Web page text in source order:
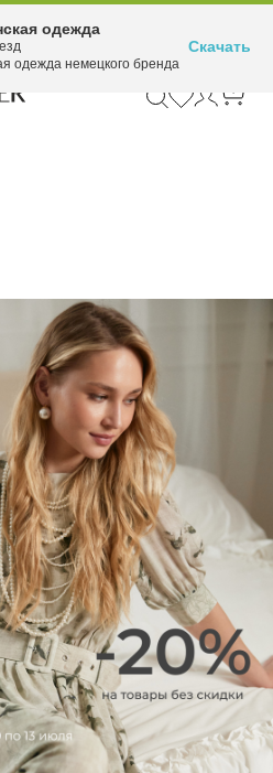
Для покупок от 300 ₽ до 30,000 ₽
одежда
одежда немецкого бренда
Скачать